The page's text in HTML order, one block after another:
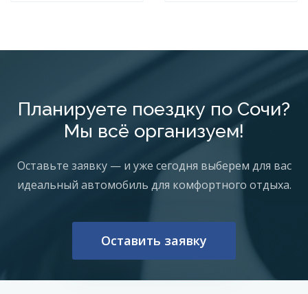
Планируете поездку по Сочи?
Мы всё организуем!
Оставьте заявку — и уже сегодня выберем для вас
идеальный автомобиль для комфортного отдыха.
Оставить заявку